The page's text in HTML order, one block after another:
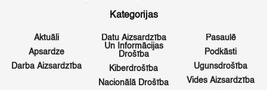
Kategorijas
Aktuāli
Apsardze
Darba Aizsardzība
Datu Aizsardzība
Un Informācijas
Drošība
Kiberdrošība
Nacionālā Drošība
Pasaulē
Podkāsti
Ugunsdrošība
Vides Aizsardzība